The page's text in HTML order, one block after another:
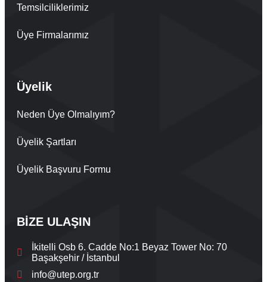
Temsilciliklerimiz
Üye Firmalarımız
Üyelik
Neden Üye Olmalıyım?
Üyelik Şartları
Üyelik Başvuru Formu
BİZE ULAŞIN
İkitelli Osb 6. Cadde No:1 Beyaz Tower No: 70
Başakşehir / İstanbul
info@utep.org.tr